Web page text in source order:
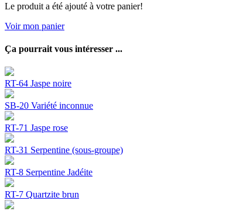
Le produit a été ajouté à votre panier!
Voir mon panier
Ça pourrait vous intéresser ...
RT-64 Jaspe noire
SB-20 Variété inconnue
RT-71 Jaspe rose
RT-31 Serpentine (sous-groupe)
RT-8 Serpentine Jadéite
RT-7 Quartzite brun